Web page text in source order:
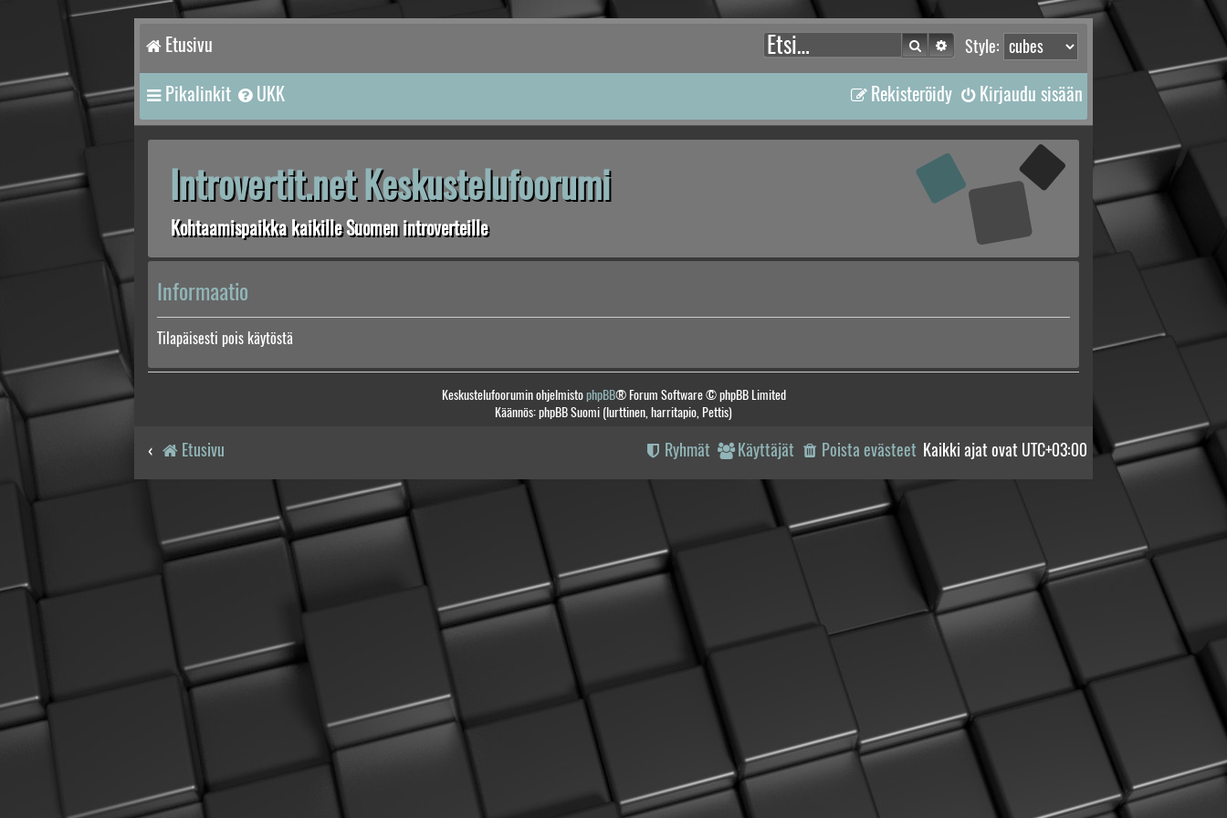
Etusivu Style:
Etsi Tarkennettu haku
Pikalinkit UKK Kirjaudu sisään
Rekisteröidy
Introvertit.net Keskustelufoorumi
Kohtaamispaikka kaikille Suomen introverteille
Informaatio
Tilapäisesti pois käytöstä
Keskustelufoorumin ohjelmistophpBB® Forum Software © phpBB Limited
Käännös: phpBB Suomi (lurttinen, harritapio, Pettis)
Etusivu Kaikki ajat ovat UTC+03:00
Poista evästeet
Käyttäjät
Ryhmät